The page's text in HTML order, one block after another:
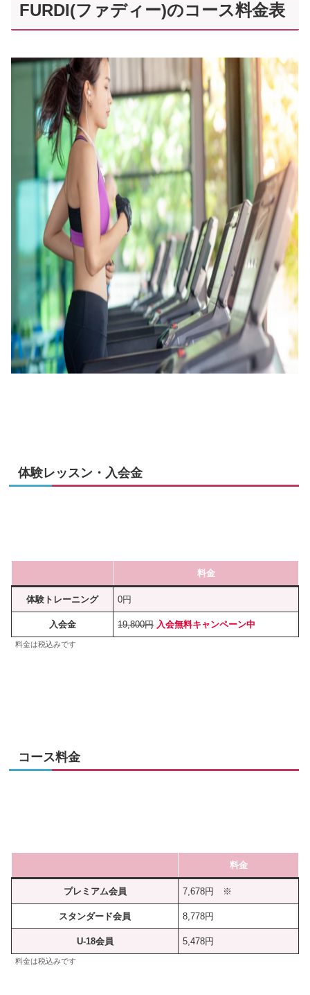
FURDI(ファディー)のコース料金表
体験レッスン・入会金
料金
体験トレーニング 0円
入会金 19,800円 入会無料キャンペーン中
料金は税込みです
コース料金
料金
プレミアム会員 7,678円 ※
スタンダード会員 8,778円
U-18会員 5,478円
料金は税込みです